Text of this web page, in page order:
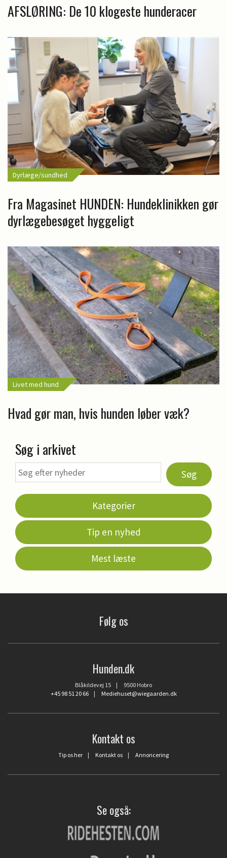
AFSLØRING: De 10 klogeste hunderacer
Dyrlæge/sundhed
Fra Magasinet HUNDEN: Hundeklinikken gør
dyrlægebesøget hyggeligt
Livet med hund
Hvad gør man, hvis hunden løber væk?
Søg i arkivet
Søg
Kategorier
Tip en nyhed
Mest læste
Følg os
Hunden.dk
Blåkildevej 15 | 9500 Hobro
+45 98 51 20 66| Mediehuset@wiegaarden.dk
Kontakt os
Tip os her | Kontakt os | Annoncering
Se også: